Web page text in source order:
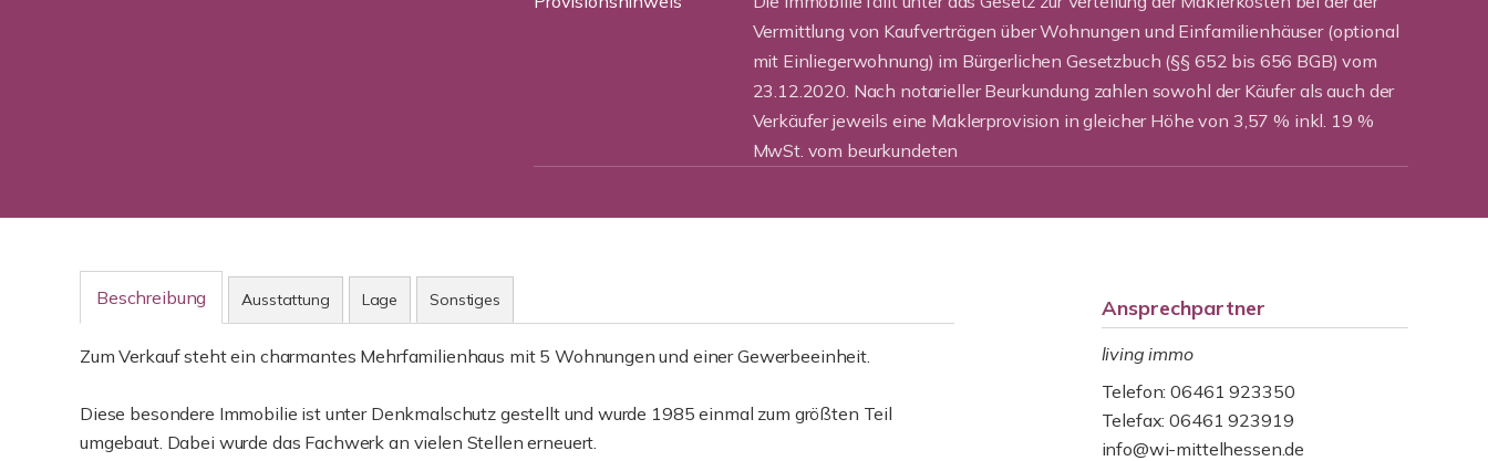
Vermittlung von Kaufverträgen über Wohnungen und Einfamilienhäuser (optional
mit Einliegerwohnung) im Bürgerlichen Gesetzbuch (§§ 652 bis 656 BGB) vom
23.12.2020. Nach notarieller Beurkundung zahlen sowohl der Käufer als auch der
Verkäufer jeweils eine Maklerprovision in gleicher Höhe von 3,57 % inkl. 19 %
MwSt. vom beurkundeten
Beschreibung Ausstattung Lage Sonstiges
Zum Verkauf steht ein charmantes Mehrfamilienhaus mit 5 Wohnungen und einer Gewerbeeinheit.
Diese besondere Immobilie ist unter Denkmalschutz gestellt und wurde 1985 einmal zum größten Teil
umgebaut. Dabei wurde das Fachwerk an vielen Stellen erneuert.
Ansprechpartner
living immo
Telefon: 06461 923350
Telefax: 06461 923919
info@wi-mittelhessen.de